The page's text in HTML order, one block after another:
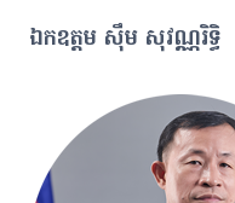
ឯកឧត្តម ស៊ឹម សុវណ្ណរិទ្ធិ